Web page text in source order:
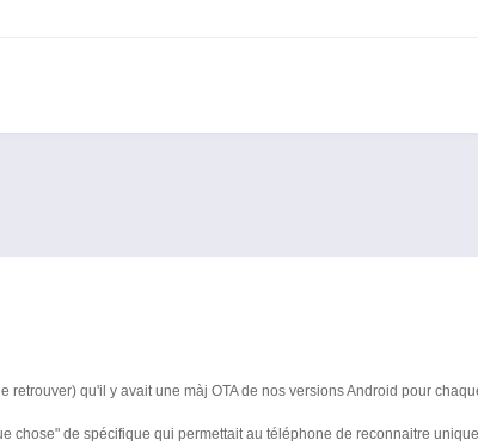
qu'il y avait une màj OTA de nos versions Android pour
de spécifique qui permettait au téléphone de reconnaitre